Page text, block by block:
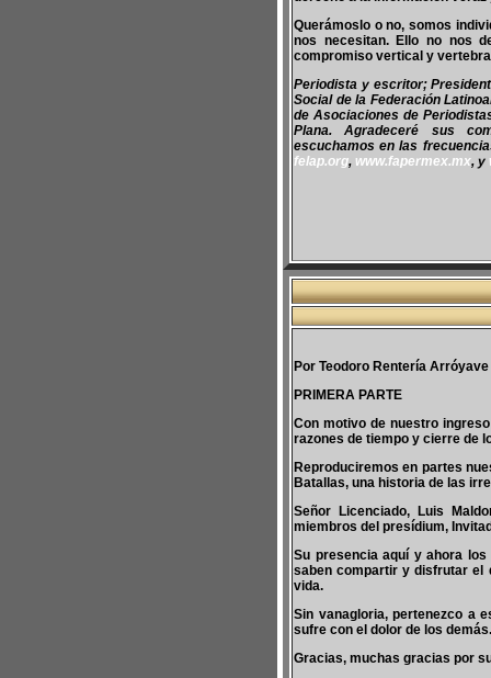
Querámoslo o no, somos
nos necesitan. Ello no nos
compromiso vertical y
Periodista y escritor;
Social de la Federación
de Asociaciones de
Plana. Agradeceré sus
escuchamos en las
felap.org, www.fapermex.mx, y
Por Teodoro Rentería Arróyave
PRIMERA PARTE
Con motivo de nuestro
razones de tiempo y cierre de
Reproduciremos en partes
Batallas, una historia de las
Señor Licenciado, Luis
miembros del presídium,
Su presencia aquí y ahora
saben compartir y disfrutar el
vida.
Sin vanagloria, pertenezco a
sufre con el dolor de los demás.
Gracias, muchas gracias por